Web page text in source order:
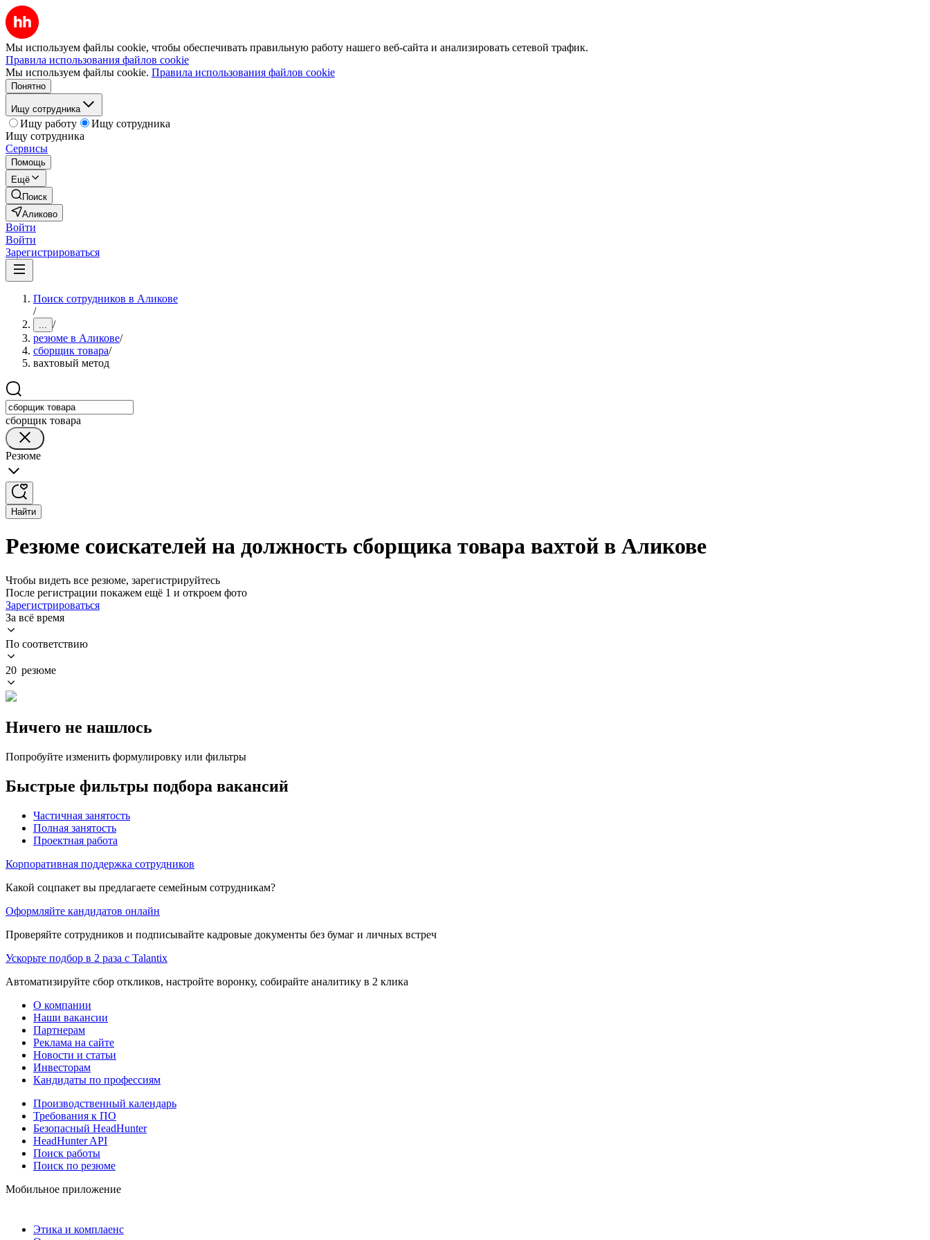
Мы используем файлы cookie, чтобы обеспечивать правильную работу нашего веб-сайта и анализировать сетевой трафик.
Правила использования файлов cookie
Мы используем файлы cookie. Правила использования файлов cookie
Понятно
Ищу сотрудника
Ищу работу
Ищу сотрудника
Ищу сотрудника
Сервисы
Помощь
Ещё
Поиск
Аликово
Войти
Войти
Зарегистрироваться
Поиск сотрудников в Аликове
/
... /
резюме в Аликове/
сборщик товара/
вахтовый метод
сборщик товара
Резюме
Найти
Резюме соискателей на должность сборщика товара вахтой в Аликове
Чтобы видеть все резюме, зарегистрируйтесь
После регистрации покажем ещё 1 и откроем фото
Зарегистрироваться
За всё время
По соответствию
20 резюме
Ничего не нашлось
Попробуйте изменить формулировку или фильтры
Быстрые фильтры подбора вакансий
Частичная занятость
Полная занятость
Проектная работа
Корпоративная поддержка сотрудников
Какой соцпакет вы предлагаете семейным сотрудникам?
Оформляйте кандидатов онлайн
Проверяйте сотрудников и подписывайте кадровые документы без бумаг и личных встреч
Ускорьте подбор в 2 раза с Talantix
Автоматизируйте сбор откликов, настройте воронку, собирайте аналитику в 2 клика
О компании
Наши вакансии
Партнерам
Реклама на сайте
Новости и статьи
Инвесторам
Кандидаты по профессиям
Производственный календарь
Требования к ПО
Безопасный HeadHunter
HeadHunter API
Поиск работы
Поиск по резюме
Мобильное приложение
Этика и комплаенс